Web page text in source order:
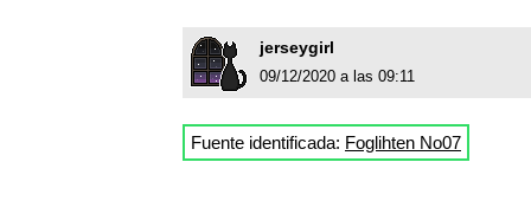
jerseygirl
09/12/2020 a las 09:11
Fuente identificada: Foglihten No07